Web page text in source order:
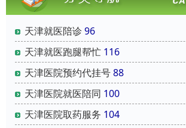
天津就医陪诊96
天津就医跑腿帮忙 116
天津医院预约代挂号88
天津医院就医陪同 100
天津医院取药服务 104